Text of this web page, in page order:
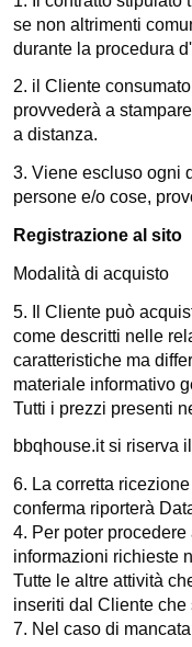
se non altrimenti
durante la procedura
2. il Cliente
provvederà a
a distanza.
3. Viene escluso ogni
persone e/o cose,
Registrazione al sito
Modalità di acquisto
5. Il Cliente può
come descritti nelle
caratteristiche ma
materiale informativo
Tutti i prezzi presenti
bbqhouse.itsi riserva
6. La corretta
conferma riporterà
4. Per poter
informazioni richieste
Tutte le altre attività
inseriti dal Cliente che
7. Nel caso di